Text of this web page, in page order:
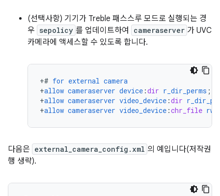
(선택사항) 기기가 Treble 패스스루 모드로 실행되는 경
우 sepolicy 를 업데이트하여 cameraserver 가 UVC
카메라에 액세스할 수 있도록 합니다.
+# for external camera
+allow cameraserver device :dir r_dir_perms ;
+allow cameraserver video_device :dir
+allow cameraserver video_device :chr_file
다음은 external_camera_config.xml 의 예입니다(저작권
행 생략).